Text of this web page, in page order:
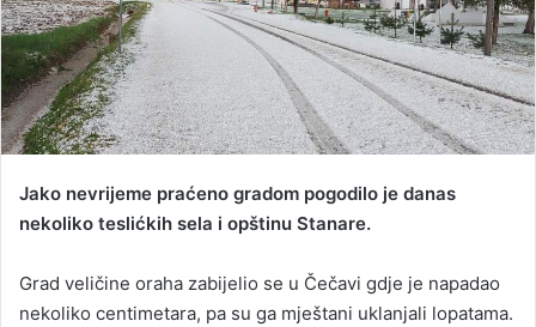
m
i
l
Jako nevrijeme praćeno gradom pogodilo je danas
nekoliko teslićkih sela i opštinu Stanare.
Grad veličine oraha zabijelio se u Čečavi gdje je napadao
nekoliko centimetara, pa su ga mještani uklanjali lopatama.